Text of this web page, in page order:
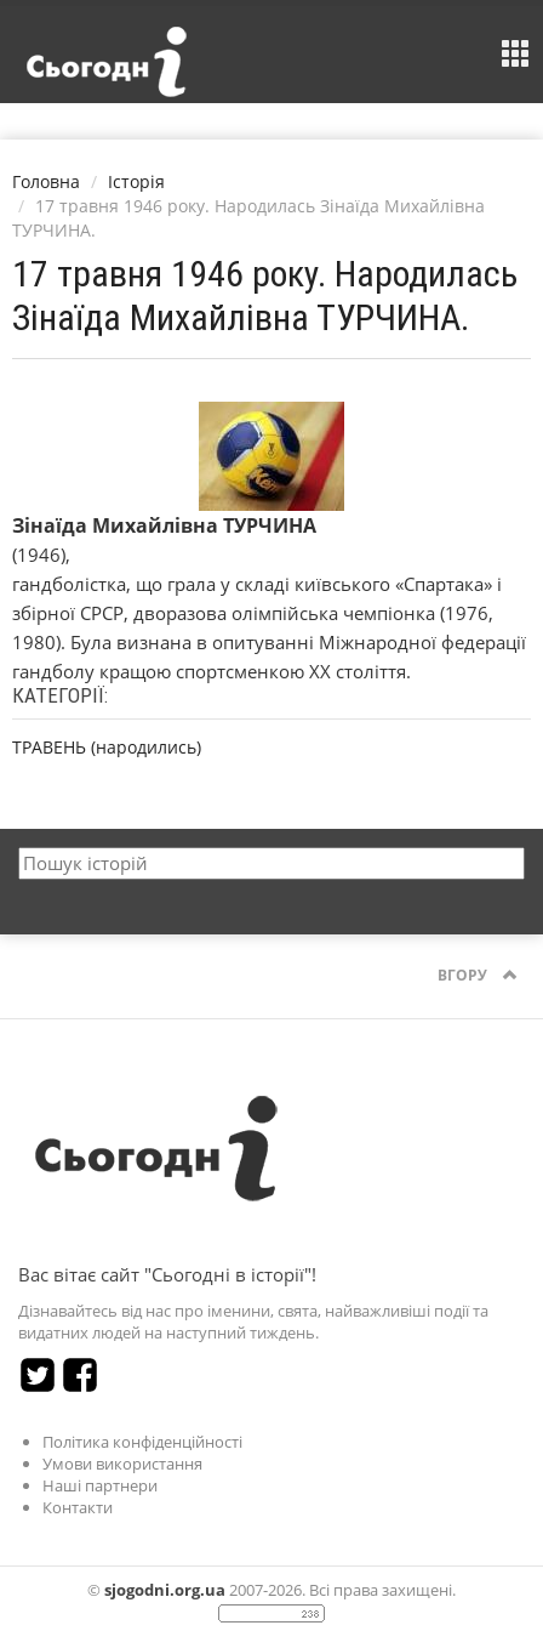
Головна
Історія
17 травня 1946 року. Народилась Зінаїда Михайлівна
ТУРЧИНА.
17 травня 1946 року. Народилась
Зінаїда Михайлівна ТУРЧИНА.
Зінаїда Михайлівна ТУРЧИНА
(1946),
гандболістка, що грала у складі київського «Спартака» і
збірної СРСР, дворазова олімпійська чемпіонка (1976,
1980). Була визнана в опитуванні Міжнародної федерації
гандболу кращою спортсменкою XX століття.
КАТЕГОРІЇ:
ТРАВЕНЬ (народились)
ВГОРУ
Вас вітає сайт "Сьогодні в історії"!
Дізнавайтесь від нас про іменини, свята, найважливіші події та
видатних людей на наступний тиждень.
Політика конфіденційності
Умови використання
Наші партнери
Контакти
© sjogodni.org.ua 2007-2026. Всі права захищені.